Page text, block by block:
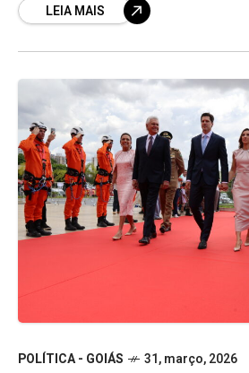
dentro da
LEIA MAIS
POLÍTICA - GOIÁS 31, março, 2026